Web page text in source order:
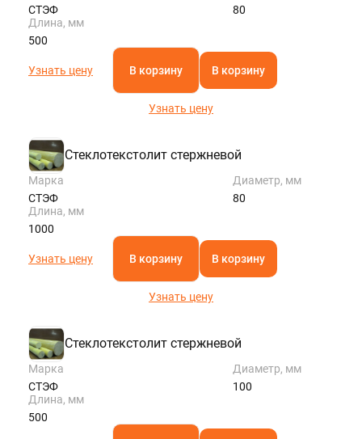
СТЭФ
80
Длина, мм
500
Узнать цену В корзину В корзину
Узнать цену
Стеклотекстолит стержневой
Марка
СТЭФ
Диаметр, мм
80
Длина, мм
1000
Узнать цену В корзину В корзину
Узнать цену
Стеклотекстолит стержневой
Марка
СТЭФ
Диаметр, мм
100
Длина, мм
500